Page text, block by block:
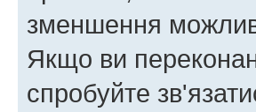
зменшення
Якщо ви
спробуйте